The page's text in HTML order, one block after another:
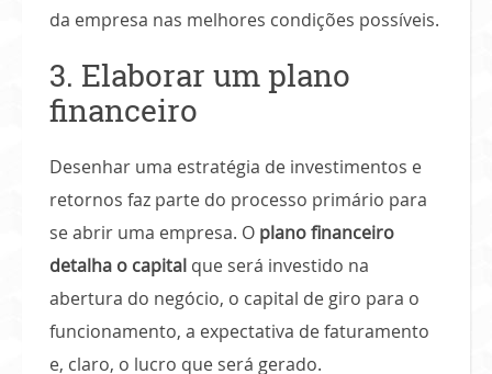
da empresa nas melhores condições possíveis.
3. Elaborar um plano
financeiro
Desenhar uma estratégia de investimentos e
retornos faz parte do processo primário para
se abrir uma empresa. O plano financeiro
detalha o capital que será investido na
abertura do negócio, o capital de giro para o
funcionamento, a expectativa de faturamento
e, claro, o lucro que será gerado.